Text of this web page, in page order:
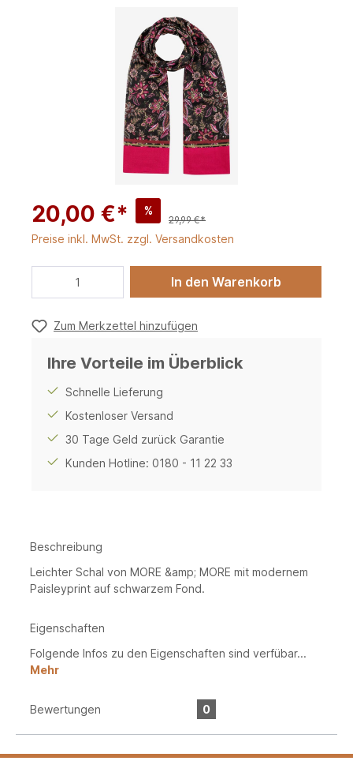
20,00 €* %
29,99 €*
Preise inkl. MwSt. zzgl. Versandkosten
In den Warenkorb
Zum Merkzettel hinzufügen
Ihre Vorteile im Überblick
Schnelle Lieferung
Kostenloser Versand
30 Tage Geld zurück Garantie
Kunden Hotline: 0180 - 11 22 33
Beschreibung
Leichter Schal von MORE &amp; MORE mit modernem
Paisleyprint auf schwarzem Fond.
Eigenschaften
Folgende Infos zu den Eigenschaften sind verfübar...
Mehr
Bewertungen 0